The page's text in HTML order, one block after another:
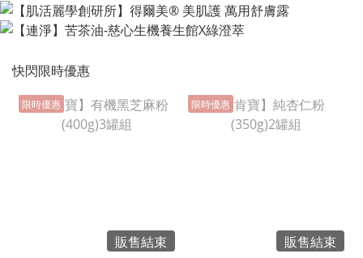
快閃限時優惠
限時優惠
販售結束
限時優惠
販售結束